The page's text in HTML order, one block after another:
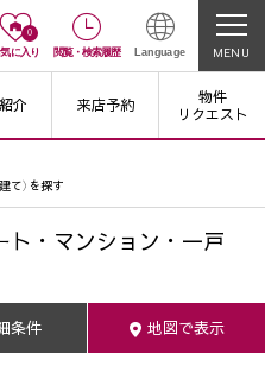
0
に入り 閲覧・ 検索履歴 Language MENU
介 来店予約
物件
リクエスト
て）を探す
条件 地図で表示
ト・マンション・一戸